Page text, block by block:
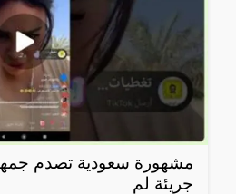
مشهورة سعودية تصدم
جريئة لم